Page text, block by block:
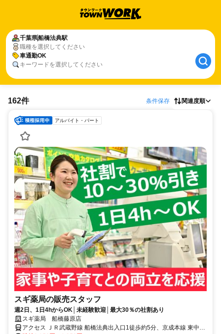
千葉県船橋法典駅
職種を選択してください
車通勤OK
キーワードを選択してください
162件 条件保存 関連度順
アルバイト・パート
スギ薬局の販売スタッフ
週2日、1日4hからOK│未経験歓迎│最大30％の社割あり
スギ薬局 船橋藤原店
アクセス ＪＲ武蔵野線 船橋法典出入口1徒歩約5分、京成本線 東中山